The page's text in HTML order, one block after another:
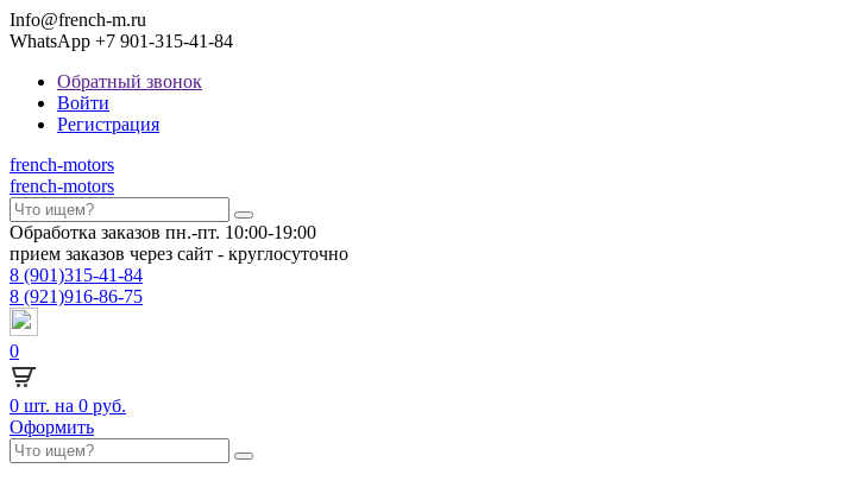
Info@french-m.ru
WhatsApp +7 901-315-41-84
Обратный звонок
Войти
Регистрация
french-motors
french-motors
Обработка заказов пн.-пт. 10:00-19:00
прием заказов через сайт - круглосуточно
8 (901)315-41-84
8 (921)916-86-75
0
0 шт. на 0 руб.
Оформить